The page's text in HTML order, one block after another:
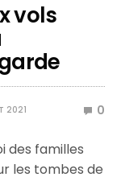
vols
2021 0
des familles
les tombes de